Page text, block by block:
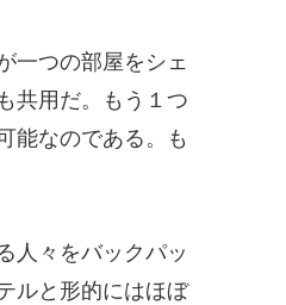
一つの部屋をシェ
共用だ。もう１つ
能なのである。も
人々をバックパッ
ルと形的にはほぼ